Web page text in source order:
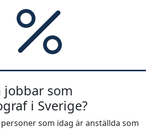
jobbar som
i Sverige?
som idag är anställda som